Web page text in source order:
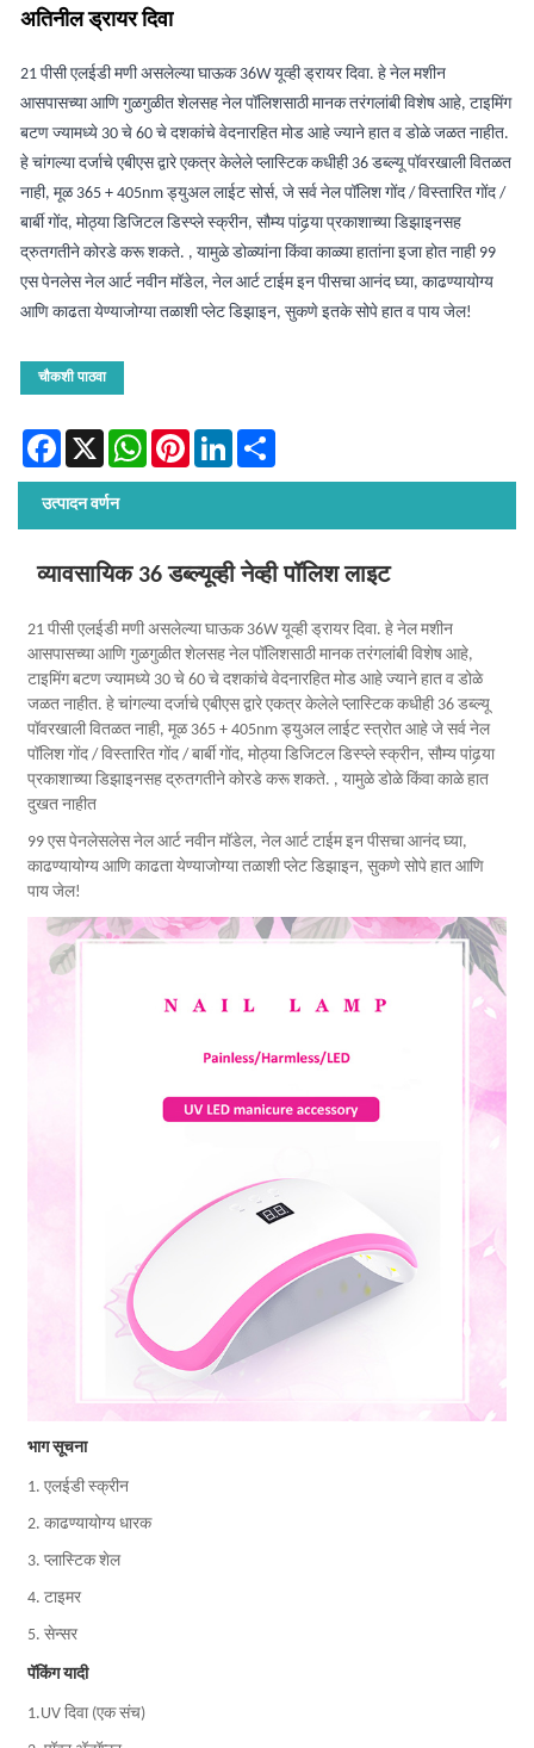
अतिनील ड्रायर दिवा
21 पीसी एलईडी मणी असलेल्या घाऊक 36W यूव्ही ड्रायर दिवा. हे नेल मशीन
आसपासच्या आणि गुळगुळीत शेलसह नेल पॉलिशसाठी मानक तरंगलांबी विशेष आहे, टाइमिंग
बटण ज्यामध्ये 30 चे 60 चे दशकांचे वेदनारहित मोड आहे ज्याने हात व डोळे जळत नाहीत.
हे चांगल्या दर्जाचे एबीएस द्वारे एकत्र केलेले प्लास्टिक कधीही 36 डब्ल्यू पॉवरखाली वितळत
नाही, मूळ 365 + 405nm ड्युअल लाईट सोर्स, जे सर्व नेल पॉलिश गोंद / विस्तारित गोंद /
बार्बी गोंद, मोठ्या डिजिटल डिस्प्ले स्क्रीन, सौम्य पांढर्‍या प्रकाशाच्या डिझाइनसह
द्रुतगतीने कोरडे करू शकते. , यामुळे डोळ्यांना किंवा काळ्या हातांना इजा होत नाही 99
एस पेनलेस नेल आर्ट नवीन मॉडेल, नेल आर्ट टाईम इन पीसचा आनंद घ्या, काढण्यायोग्य
आणि काढता येण्याजोग्या तळाशी प्लेट डिझाइन, सुकणे इतके सोपे हात व पाय जेल!
चौकशी पाठवा
Facebook
X WhatsAppPinterestLinkedIn
उत्पादन वर्णन
व्यावसायिक 36 डब्ल्यूव्ही नेव्ही पॉलिश लाइट
21 पीसी एलईडी मणी असलेल्या घाऊक 36W यूव्ही ड्रायर दिवा. हे नेल मशीन
आसपासच्या आणि गुळगुळीत शेलसह नेल पॉलिशसाठी मानक तरंगलांबी विशेष आहे,
टाइमिंग बटण ज्यामध्ये 30 चे 60 चे दशकांचे वेदनारहित मोड आहे ज्याने हात व डोळे
जळत नाहीत. हे चांगल्या दर्जाचे एबीएस द्वारे एकत्र केलेले प्लास्टिक कधीही 36 डब्ल्यू
पॉवरखाली वितळत नाही, मूळ 365 + 405nm ड्युअल लाईट स्त्रोत आहे जे सर्व नेल
पॉलिश गोंद / विस्तारित गोंद / बार्बी गोंद, मोठ्या डिजिटल डिस्प्ले स्क्रीन, सौम्य पांढर्‍या
प्रकाशाच्या डिझाइनसह द्रुतगतीने कोरडे करू शकते. , यामुळे डोळे किंवा काळे हात
दुखत नाहीत
99 एस पेनलेसलेस नेल आर्ट नवीन मॉडेल, नेल आर्ट टाईम इन पीसचा आनंद घ्या,
काढण्यायोग्य आणि काढता येण्याजोग्या तळाशी प्लेट डिझाइन, सुकणे सोपे हात आणि
पाय जेल!
भाग सूचना
1. एलईडी स्क्रीन
2. काढण्यायोग्य धारक
3. प्लास्टिक शेल
4. टाइमर
5. सेन्सर
पॅकिंग यादी
1.UV दिवा (एक संच)